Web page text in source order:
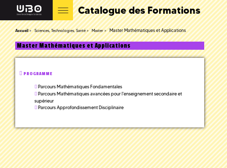
Catalogue des Formations
Accueil Sciences, Technologies, Santé Master Master Mathématiques et Applications
Master Mathématiques et Applications
PROGRAMME
Parcours Mathématiques Fondamentales
Parcours Mathématiques avancées pour l'enseignement secondaire et
supérieur
Parcours Approfondissement Disciplinaire